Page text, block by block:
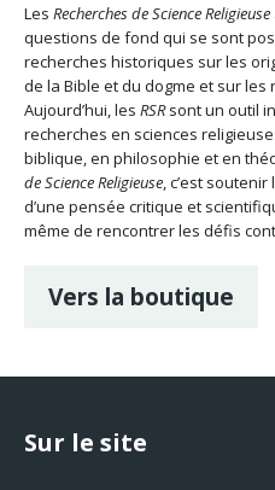
Les Recherches de Science Religieuse
questions de fond qui se sont
recherches historiques sur les
de la Bible et du dogme et sur
Aujourd’hui, les RSRsont un outil
recherches en sciences
biblique, en philosophie et en
de Science Religieuse, c’est
d’une pensée critique et
même de rencontrer les défis
Vers la boutique
Sur le site